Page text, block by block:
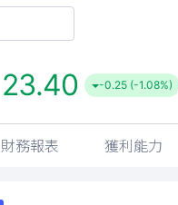
23.40 -0.25 (-1.08%)
財務報表 獲利能力